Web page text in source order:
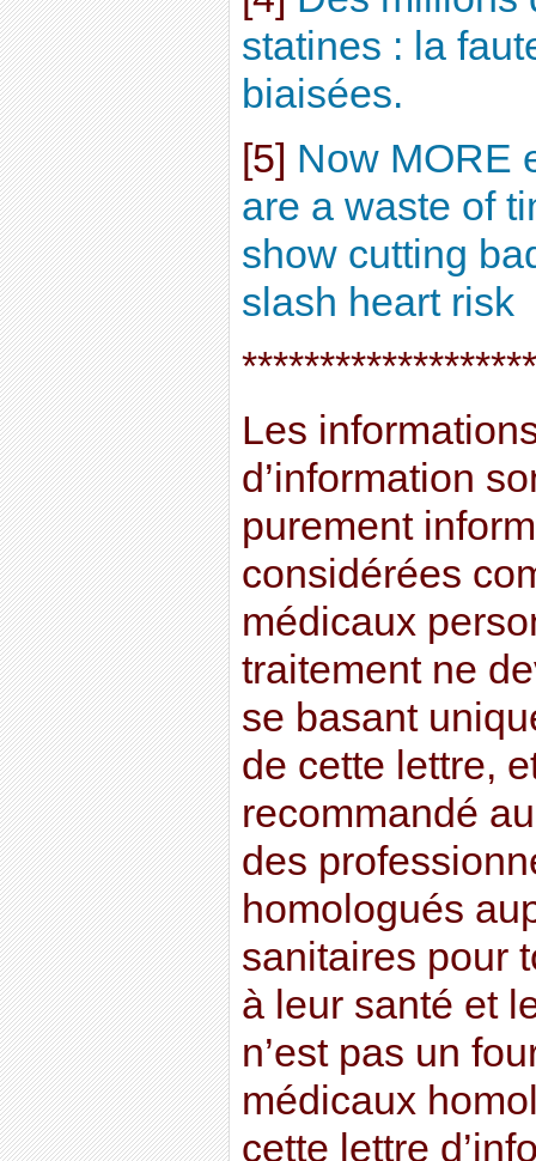
statines : la
biaisées.
[5] Now MORE
are a waste of
show cutting
slash heart risk
Les
d’information
purement
considérées
médicaux
traitement ne
se basant
de cette lettre,
recommandé
des
homologués
sanitaires pour
à leur santé et
n’est pas un
médicaux
cette lettre